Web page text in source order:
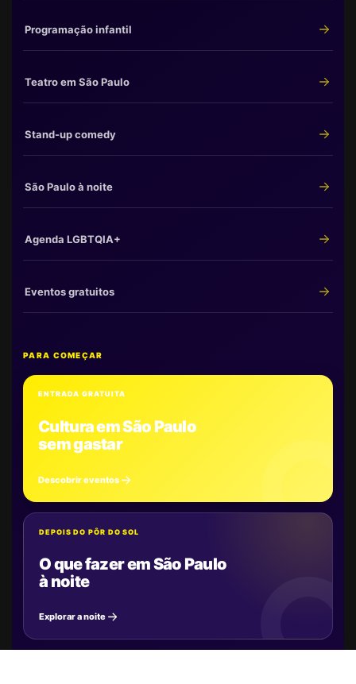
Programação infantil
Teatro em São Paulo
Stand-up comedy
São Paulo à noite
Agenda LGBTQIA+
Eventos gratuitos
PARA COMEÇAR
ENTRADA GRATUITA
Cultura em São Paulo
sem gastar
Descobrir eventos
DEPOIS DO PÔR DO SOL
O que fazer em São Paulo
à noite
Explorar a noite